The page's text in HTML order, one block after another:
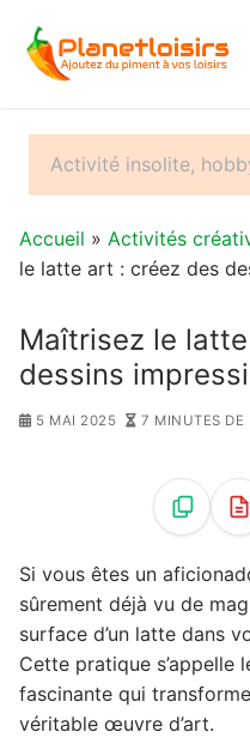
contenu
Accueil » Activités
le latte art : créez des
Maîtrisez le
dessins
5 MAI 2025 7 MINUTES DE
Si vous êtes un
sûrement déjà vu de
surface d’un latte dans
Cette pratique s’appelle
fascinante qui
véritable œuvre d’art.